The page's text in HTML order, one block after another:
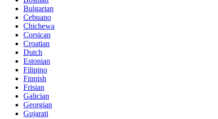
Bulgarian
Cebuano
Chichewa
Corsican
Croatian
Dutch
Estonian
Filipino
Finnish
Frisian
Galician
Georgian
Gujarati